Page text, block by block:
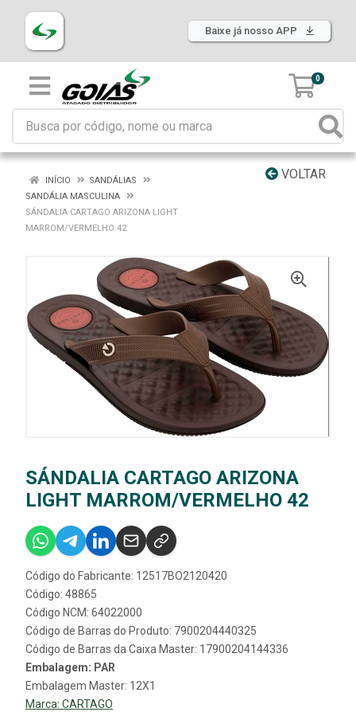
Baixe já nosso APP
0
VOLTAR
INÍCIO
SANDÁLIAS
SANDÁLIA MASCULINA
SÁNDALIA CARTAGO ARIZONA LIGHT
MARROM/VERMELHO 42
SÁNDALIA CARTAGO ARIZONA
LIGHT MARROM/VERMELHO 42
Código do Fabricante: 12517BO2120420
Código: 48865
Código NCM: 64022000
Código de Barras do Produto: 7900204440325
Código de Barras da Caixa Master: 17900204144336
Embalagem: PAR
Embalagem Master: 12X1
Marca: CARTAGO